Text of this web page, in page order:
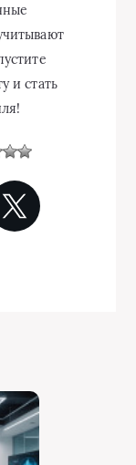
и стать